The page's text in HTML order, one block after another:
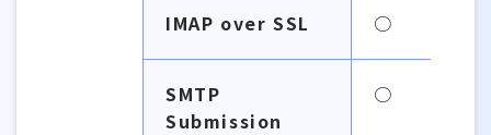
IMAP over SSL ○
SMTP
Submission
○